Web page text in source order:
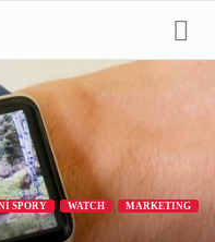
SPORY WATCH
MARKETING